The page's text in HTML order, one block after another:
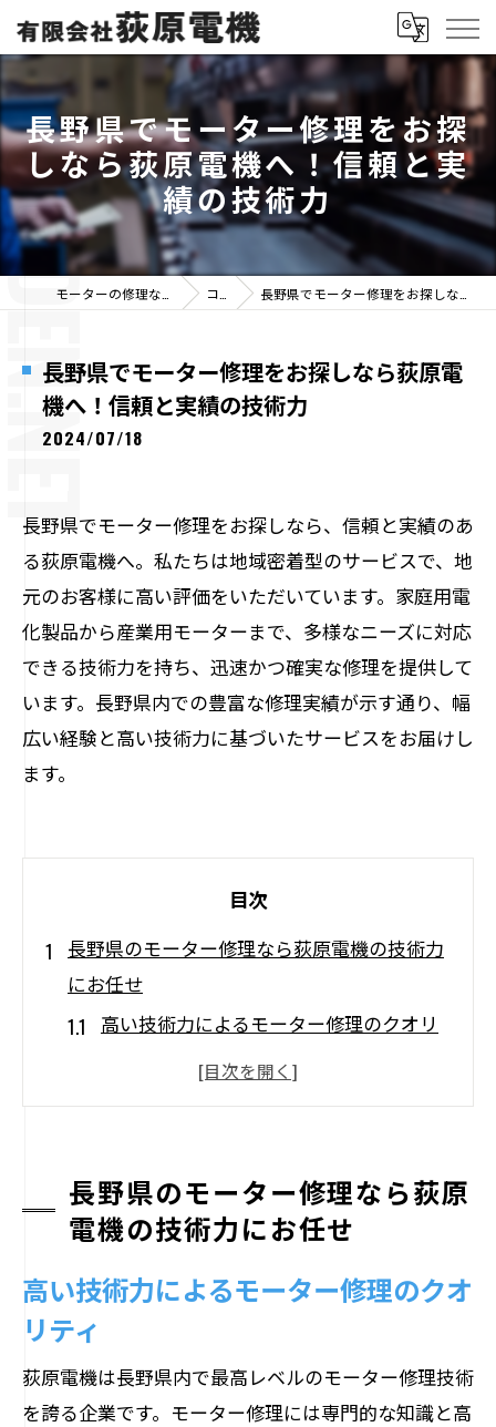
長野県でモーター修理をお探
しなら荻原電機へ！信頼と実
績の技術力
コラム 長野県でモーター修理をお探しなら荻原電機へ！信頼と実績の技術力
長野県でモーター修理をお探しなら荻原電
機へ！信頼と実績の技術力
2024/07/18
長野県でモーター修理をお探しなら、信頼と実績のあ
る荻原電機へ。私たちは地域密着型のサービスで、地
元のお客様に高い評価をいただいています。家庭用電
化製品から産業用モーターまで、多様なニーズに対応
できる技術力を持ち、迅速かつ確実な修理を提供して
います。長野県内での豊富な修理実績が示す通り、幅
広い経験と高い技術力に基づいたサービスをお届けし
ます。
目次
長野県のモーター修理なら荻原電機の技術力
にお任せ
高い技術力によるモーター修理のクオリ
長野県内での迅速な対応が可能
モーター修理に必要な専門知識と設備
長野県地域のニーズに応える柔軟なサー
他社との違いは荻原電機の技術力
荻原電機のモーター修理が長野県で支持され
る理由
地域密着型のサービス提供
長野県のモーター修理なら荻原
電機の技術力にお任せ
高い技術力によるモーター修理のクオ
リティ
荻原電機は長野県内で最高レベルのモーター修理技術
を誇る企業です。モーター修理には専門的な知識と高